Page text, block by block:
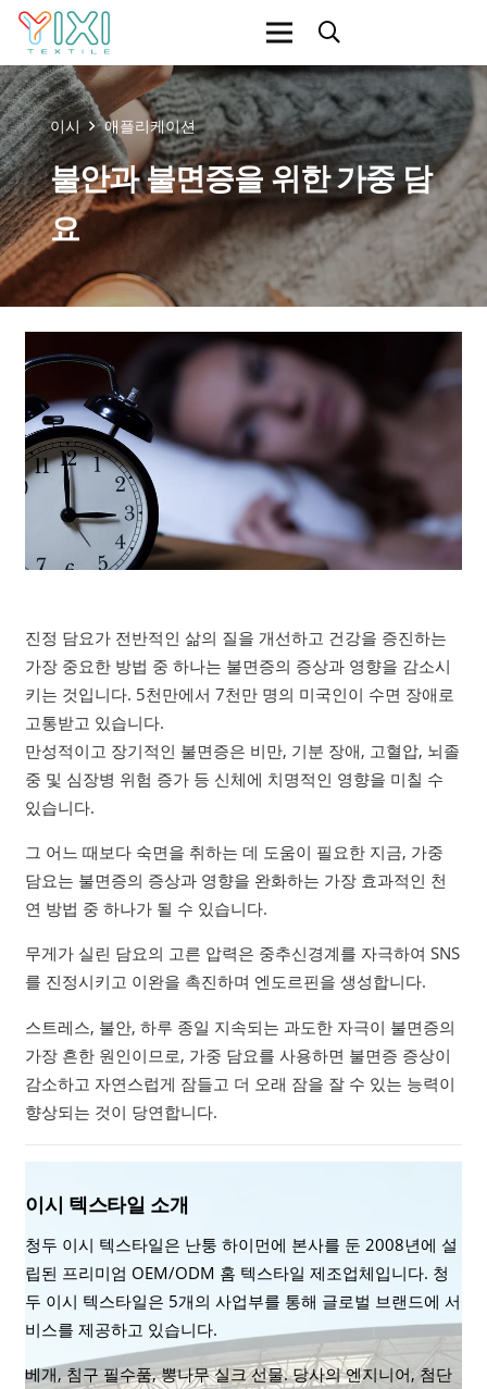
이시 애플리케이션
불안과 불면증을 위한 가중 담
요
진정 담요가 전반적인 삶의 질을 개선하고 건강을 증진하는
가장 중요한 방법 중 하나는 불면증의 증상과 영향을 감소시
키는 것입니다. 5천만에서 7천만 명의 미국인이 수면 장애로
고통받고 있습니다.
만성적이고 장기적인 불면증은 비만, 기분 장애, 고혈압, 뇌졸
중 및 심장병 위험 증가 등 신체에 치명적인 영향을 미칠 수
있습니다.
그 어느 때보다 숙면을 취하는 데 도움이 필요한 지금, 가중
담요는 불면증의 증상과 영향을 완화하는 가장 효과적인 천
연 방법 중 하나가 될 수 있습니다.
무게가 실린 담요의 고른 압력은 중추신경계를 자극하여 SNS
를 진정시키고 이완을 촉진하며 엔도르핀을 생성합니다.
스트레스, 불안, 하루 종일 지속되는 과도한 자극이 불면증의
가장 흔한 원인이므로, 가중 담요를 사용하면 불면증 증상이
감소하고 자연스럽게 잠들고 더 오래 잠을 잘 수 있는 능력이
향상되는 것이 당연합니다.
이시 텍스타일 소개
청두 이시 텍스타일은 난퉁 하이먼에 본사를 둔 2008년에 설
립된 프리미엄 OEM/ODM 홈 텍스타일 제조업체입니다. 청
두 이시 텍스타일은 5개의 사업부를 통해 글로벌 브랜드에 서
비스를 제공하고 있습니다.
베개, 침구 필수품, 뽕나무 실크 선물. 당사의 엔지니어, 첨단